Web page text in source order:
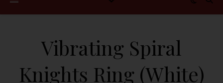
Vibrating Spiral
Knights Ring (White)